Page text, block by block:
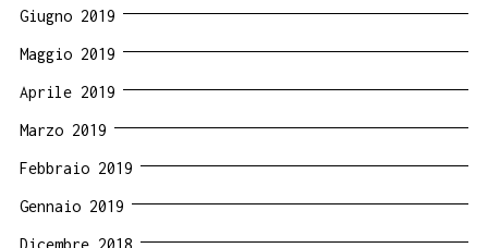
Giugno 2019
Maggio 2019
Aprile 2019
Marzo 2019
Febbraio 2019
Gennaio 2019